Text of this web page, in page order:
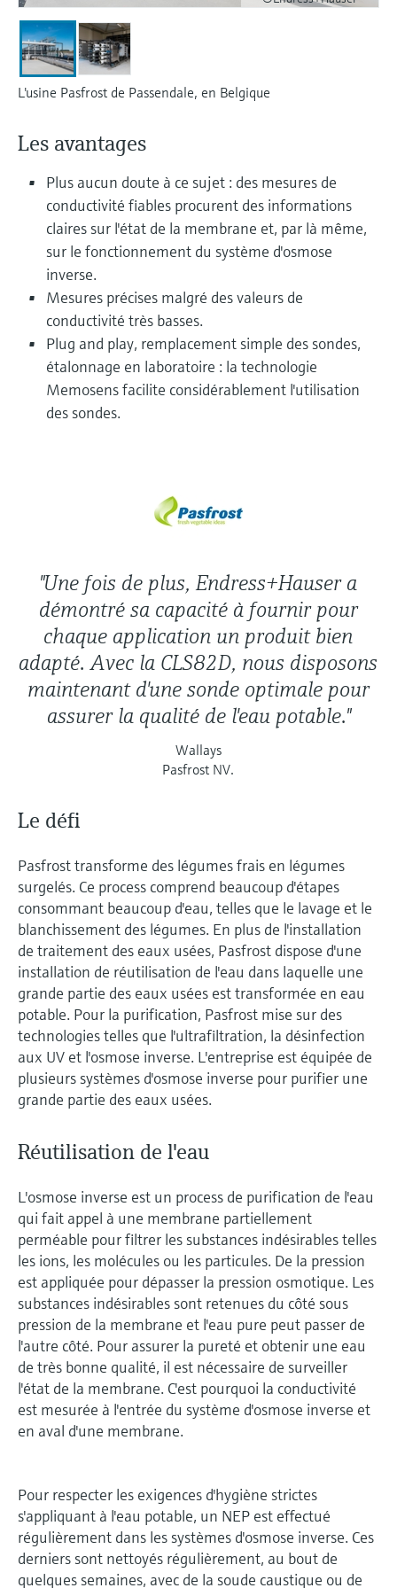
Device Viewer
Trouver des informations et de la
documentation spécifiques à un produit
Recherche de pièces détachées
Trouvez la bonne pièce de rechange en
tapant la racine/le code du produit et
accédez aux données spécifiques, vues
éclatées et notices de montage des appareils
pour un remplacement/réparation rapide.
Mesure du niveau par barrière à
micro-ondes
Voir tous
Photomètres de process
Mesure par transmission de micro-
ondes
Technologie Memosens
Voir tous
décisionnels
L'usine Pasfrost de Passendale, en Belgique
Les avantages
Plus aucun doute à ce sujet : des mesures de
conductivité fiables procurent des informations
claires sur l'état de la membrane et, par là même,
sur le fonctionnement du système d'osmose
inverse.
Mesures précises malgré des valeurs de
conductivité très basses.
Plug and play, remplacement simple des sondes,
étalonnage en laboratoire : la technologie
Memosens facilite considérablement l'utilisation
des sondes.
"Une fois de plus, Endress+Hauser a
démontré sa capacité à fournir pour
chaque application un produit bien
adapté. Avec la CLS82D, nous disposons
maintenant d'une sonde optimale pour
assurer la qualité de l'eau potable."
Wallays
Pasfrost NV.
Le défi
Pasfrost transforme des légumes frais en légumes
surgelés. Ce process comprend beaucoup d'étapes
consommant beaucoup d'eau, telles que le lavage et le
blanchissement des légumes. En plus de l'installation
de traitement des eaux usées, Pasfrost dispose d'une
installation de réutilisation de l'eau dans laquelle une
grande partie des eaux usées est transformée en eau
potable. Pour la purification, Pasfrost mise sur des
technologies telles que l'ultrafiltration, la désinfection
aux UV et l'osmose inverse. L'entreprise est équipée de
plusieurs systèmes d'osmose inverse pour purifier une
grande partie des eaux usées.
Réutilisation de l'eau
L'osmose inverse est un process de purification de l'eau
qui fait appel à une membrane partiellement
perméable pour filtrer les substances indésirables telles
les ions, les molécules ou les particules. De la pression
est appliquée pour dépasser la pression osmotique. Les
substances indésirables sont retenues du côté sous
pression de la membrane et l'eau pure peut passer de
l'autre côté. Pour assurer la pureté et obtenir une eau
de très bonne qualité, il est nécessaire de surveiller
l'état de la membrane. C'est pourquoi la conductivité
est mesurée à l'entrée du système d'osmose inverse et
en aval d'une membrane.
Pour respecter les exigences d'hygiène strictes
s'appliquant à l'eau potable, un NEP est effectué
régulièrement dans les systèmes d'osmose inverse. Ces
derniers sont nettoyés régulièrement, au bout de
quelques semaines, avec de la soude caustique ou de